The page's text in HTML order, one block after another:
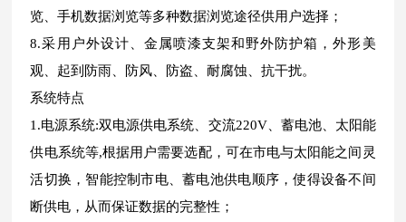
览、手机数据浏览等多种数据浏览途径供用户选择；
8.采用户外设计、金属喷漆支架和野外防护箱，外形美
观、起到防雨、防风、防盗、耐腐蚀、抗干扰。
系统特点
1.电源系统:双电源供电系统、交流220V、蓄电池、太阳能
供电系统等,根据用户需要选配，可在市电与太阳能之间灵
活切换，智能控制市电、蓄电池供电顺序，使得设备不间
断供电，从而保证数据的完整性；